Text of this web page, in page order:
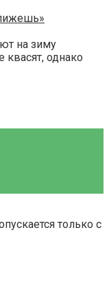
на зиму
квасят, однако
только с